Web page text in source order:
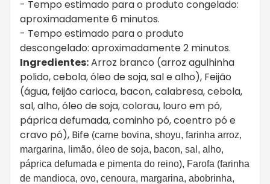
- Tempo estimado para o produto congelado:
aproximadamente 6 minutos.
- Tempo estimado para o produto
descongelado: aproximadamente 2 minutos.
Ingredientes:Arroz branco (arroz agulhinha
polido, cebola, óleo de soja, sal e alho), Feijão
(água, feijão carioca, bacon, calabresa, cebola,
sal, alho, óleo de soja, colorau, louro em pó,
páprica defumada, cominho pó, coentro pó e
cravo pó), Bife (carne bovina, shoyu, farinha arroz,
margarina, limão, óleo de soja, bacon, sal, alho,
páprica defumada e pimenta do reino), Farofa (farinha
de mandioca, ovo, cenoura, margarina, abobrinha,